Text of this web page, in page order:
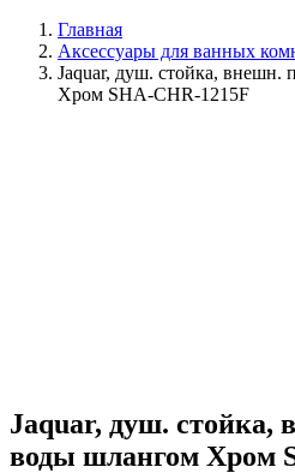
Главная
Аксессуары для ванных
Jaquar, душ. стойка,
Хром SHA-CHR-1215F
Jaquar, душ. стойка,
воды шлангом Хром